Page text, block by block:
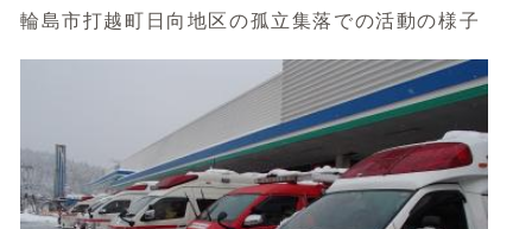
輪島市打越町日向地区の孤立集落での活動の様子